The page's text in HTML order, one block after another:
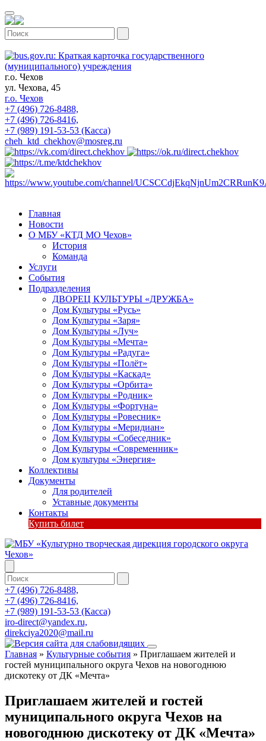
г.о. Чехов
ул. Чехова, 45
г.о. Чехов
+7 (496) 726-8488,
+7 (496) 726-8416,
+7 (989) 191-53-53 (Касса)
cheh_ktd_chekhov@mosreg.ru
Главная
Новости
О МБУ «КТД МО Чехов»
История
Команда
Услуги
События
Подразделения
ДВОРЕЦ КУЛЬТУРЫ «ДРУЖБА»
Дом Культуры «Русь»
Дом Культуры «Заря»
Дом Культуры «Луч»
Дом Культуры «Мечта»
Дом Культуры «Радуга»
Дом Культуры «Полёт»
Дом Культуры «Каскад»
Дом Культуры «Орбита»
Дом Культуры «Родник»
Дом Культуры «Фортуна»
Дом Культуры «Ровесник»
Дом Культуры «Меридиан»
Дом Культуры «Собеседник»
Дом Культуры «Современник»
Дом культуры «Энергия»
Коллективы
Документы
Для родителей
Уставные документы
Контакты
Купить билет
+7 (496) 726-8488,
+7 (496) 726-8416,
+7 (989) 191-53-53 (Касса)
iro-direct@yandex.ru,
direkciya2020@mail.ru
Главная » Культурные события » Приглашаем жителей и
гостей муниципального округа Чехов на новогоднюю
дискотеку от ДК «Мечта»
Приглашаем жителей и гостей
муниципального округа Чехов на
новогоднюю дискотеку от ДК «Мечта»